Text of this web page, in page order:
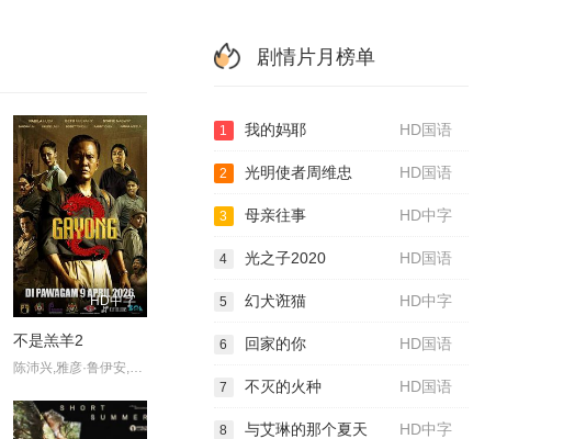
HD中字
不是羔羊2
陈沛兴,雅彦·鲁伊安,李博艺,贝托·库西亚伊,莫哈末·沙菲·纳斯威普,Fauzie·Laily,Nabila·Huda,Hanna·Aqeela,Tian·Jiang·Lee,林雪卉,Ayez·Shaukat·Fonseka·Farid,Paul·Baker,Azizul·Ammar,Hairi·Safwan,Shewin·Sim
剧情片月榜单
HD国语
1 我的妈耶
HD国语
2 光明使者周维忠
HD中字
3 母亲往事
HD国语
4 光之子2020
HD中字
5 幻犬诳猫
HD国语
6 回家的你
HD国语
7 不灭的火种
HD中字
8 与艾琳的那个夏天